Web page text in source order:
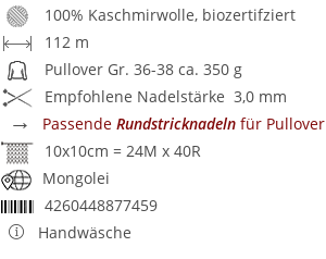
100% Kaschmirwolle, biozertifziert
112 m
Pullover Gr. 36-38 ca. 350 g
Empfohlene Nadelstärke 3,0 mm
→ PassendeRundstricknadeln für Pullover
10x10cm = 24M x 40R
Mongolei
4260448877459
Handwäsche